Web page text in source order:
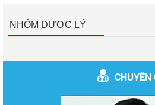
NHÓM DƯỢC LÝ
CHUYÊN